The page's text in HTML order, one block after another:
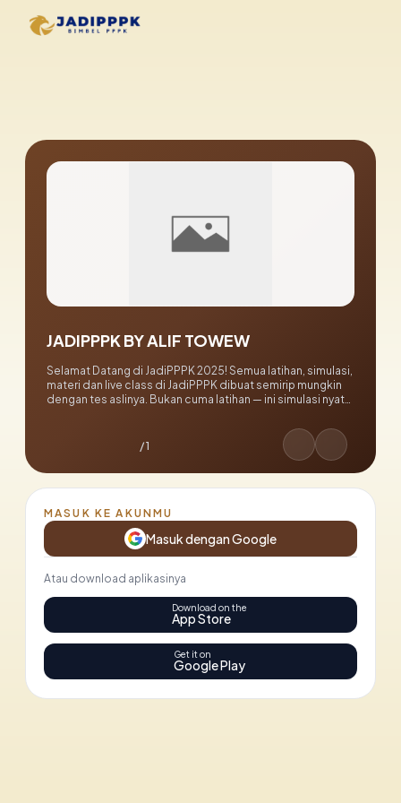
JADIPPPK BY ALIF TOWEW
Selamat Datang di JadiPPPK 2025! Semua latihan, simulasi,
materi dan live class di JadiPPPK dibuat semirip mungkin
dengan tes aslinya. Bukan cuma latihan — ini simulasi nyata
/ 1
MASUK KE AKUNMU
Masuk dengan Google
Atau download aplikasinya
Download on the
App Store
Get it on
Google Play